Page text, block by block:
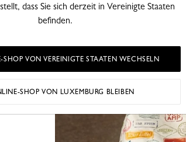
dass Sie sich derzeit in Vereinigte Staaten
befinden.
VON VEREINIGTE STAATEN WECHSELN
SHOP VON LUXEMBURG BLEIBEN